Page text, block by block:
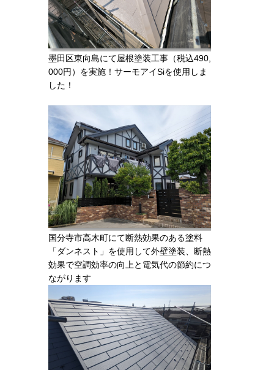
墨田区東向島にて屋根塗装工事（税込490,
000円）を実施！サーモアイSiを使用しま
した！
国分寺市高木町にて断熱効果のある塗料
「ダンネスト」を使用して外壁塗装、断熱
効果で空調効率の向上と電気代の節約につ
ながります